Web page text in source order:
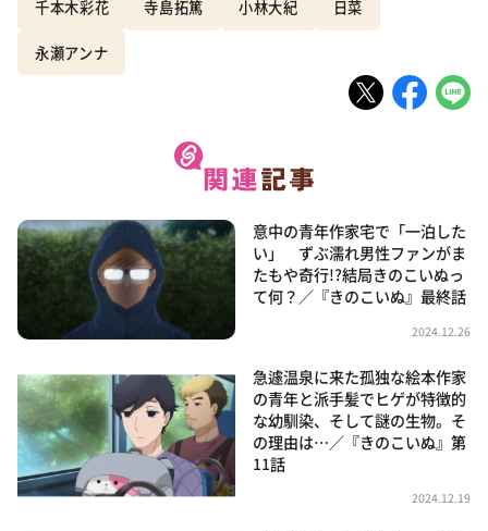
千本木彩花 寺島拓篤 小林大紀 日菜
永瀬アンナ
意中の青年作家宅で「一泊した
い」 ずぶ濡れ男性ファンがま
たもや奇行!?結局きのこいぬっ
て何？／『きのこいぬ』最終話
2024.12.26
急遽温泉に来た孤独な絵本作家
の青年と派手髪でヒゲが特徴的
な幼馴染、そして謎の生物。そ
の理由は…／『きのこいぬ』第
11話
2024.12.19